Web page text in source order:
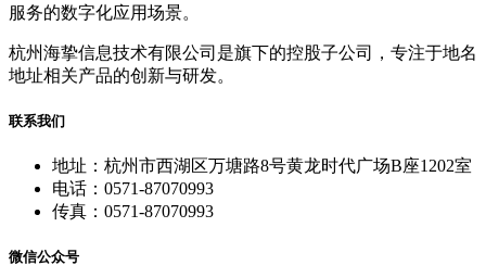
服务的数字化应用场景。
杭州海挚信息技术有限公司是旗下的控股子公司，专注于地名
地址相关产品的创新与研发。
联系我们
地址：杭州市西湖区万塘路8号黄龙时代广场B座1202室
电话：0571-87070993
传真：0571-87070993
微信公众号